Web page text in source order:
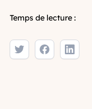
Temps de lecture :